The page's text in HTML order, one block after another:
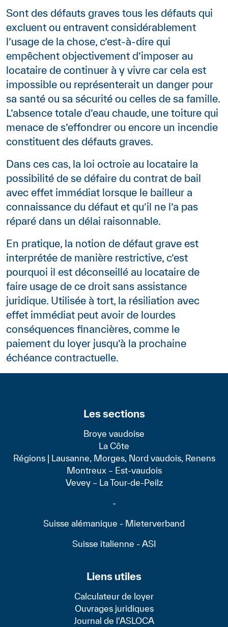
Paragraphes
Contenu
Sont des défauts graves tous les défauts qui
excluent ou entravent considérablement
l’usage de la chose, c’est-à-dire qui
empêchent objectivement d’imposer au
locataire de continuer à y vivre car cela est
impossible ou représenterait un danger pour
sa santé ou sa sécurité ou celles de sa famille.
L’absence totale d’eau chaude, une toiture qui
menace de s’effondrer ou encore un incendie
constituent des défauts graves.
Dans ces cas, la loi octroie au locataire la
possibilité de se défaire du contrat de bail
avec effet immédiat lorsque le bailleur a
connaissance du défaut et qu’il ne l’a pas
réparé dans un délai raisonnable.
En pratique, la notion de défaut grave est
interprétée de manière restrictive, c’est
pourquoi il est déconseillé au locataire de
faire usage de ce droit sans assistance
juridique. Utilisée à tort, la résiliation avec
effet immédiat peut avoir de lourdes
conséquences financières, comme le
paiement du loyer jusqu’à la prochaine
échéance contractuelle.
Les sections
Broye vaudoise
La Côte
Régions | Lausanne, Morges, Nord vaudois, Renens
Montreux – Est-vaudois
Vevey – La Tour-de-Peilz
-
Suisse alémanique - Mieterverband
Suisse italienne - ASI
Liens utiles
Calculateur de loyer
Ouvrages juridiques
Journal de l'ASLOCA